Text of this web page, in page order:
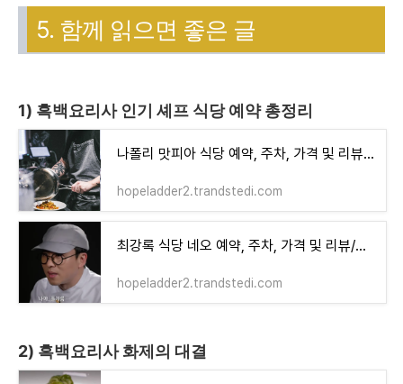
5. 함께 읽으면 좋은 글
1) 흑백요리사 인기 셰프 식당 예약 총정리
나폴리 맛피아 식당 예약, 주차, 가격 및 리뷰/평점 총정리(비아 톨레도 파스타바)
hopeladder2.trandstedi.com
최강록 식당 네오 예약, 주차, 가격 및 리뷰/평점 총정리(식당 네오)
hopeladder2.trandstedi.com
2) 흑백요리사 화제의 대결